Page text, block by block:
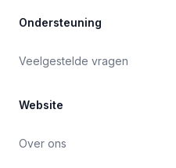
Ondersteuning
Veelgestelde vragen
Website
Over ons